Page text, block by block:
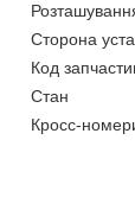
Сторона
Код
Стан
Кросс-